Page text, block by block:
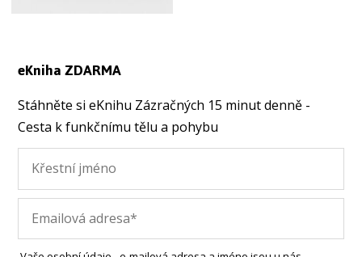
eKniha ZDARMA
Stáhněte si eKnihu Zázračných 15 minut denně -
Cesta k funkčnímu tělu a pohybu